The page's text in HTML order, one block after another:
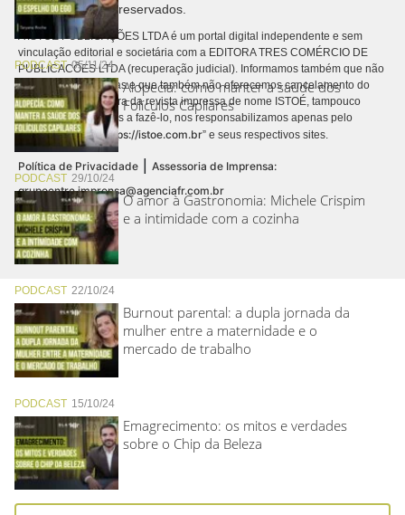
PODCAST05/11/24
Alopecia: como manter a saúde dos
Folículos Capilares
PODCAST 29/10/24
O amor à Gastronomia: Michele Crispim
e a intimidade com a cozinha
PODCAST 22/10/24
Burnout parental: a dupla jornada da
mulher entre a maternidade e o
mercado de trabalho
PODCAST 15/10/24
Emagrecimento: os mitos e verdades
sobre o Chip da Beleza
Todos os direitos reservados.
A ISTOÉ PUBLICAÇÕES LTDA é um portal digital independente e sem
vinculação editorial e societária com a EDITORA TRES COMÉRCIO DE
PUBLICACÕES LTDA (recuperação judicial). Informamos também que não
realizamos cobranças e que também não oferecemos cancelamento do
contrato de assinatura da revista impressa de nome ISTOÉ, tampouco
autorizamos terceiros a fazê-lo, nos responsabilizamos apenas pelo
conteúdo digital “https://istoe.com.br” e seus respectivos sites.
Política de Privacidade | Assessoria de Imprensa:
grupoentre.imprensa@agenciafr.com.br